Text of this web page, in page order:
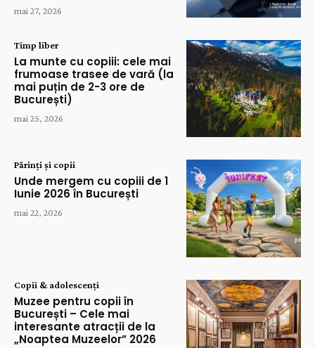
mai 27, 2026
Timp liber
La munte cu copiii: cele mai
frumoase trasee de vară (la
mai puțin de 2-3 ore de
București)
mai 25, 2026
Părinți și copii
Unde mergem cu copiii de 1
Iunie 2026 în București
mai 22, 2026
Copii & adolescenți
Muzee pentru copii în
București – Cele mai
interesante atracții de la
„Noaptea Muzeelor” 2026